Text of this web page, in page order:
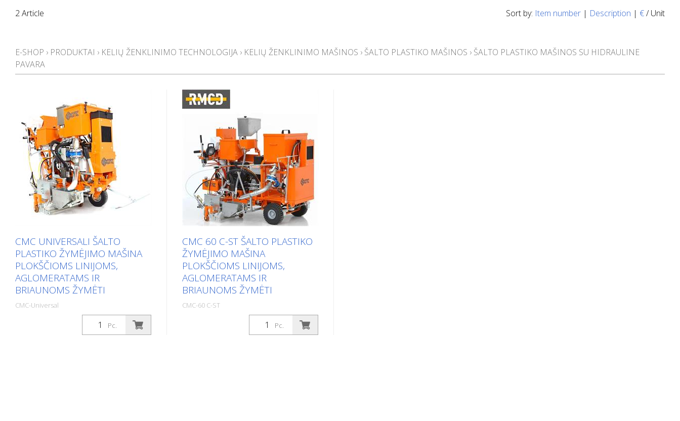
Sort by: Item number | Description | €/ Unit
2 Article
E-SHOP › PRODUKTAI › KELIŲ ŽENKLINIMO TECHNOLOGIJA › KELIŲ ŽENKLINIMO MAŠINOS › ŠALTO PLASTIKO MAŠINOS › ŠALTO PLASTIKO MAŠINOS SU HIDRAULINE
PAVARA
CMC UNIVERSALI ŠALTO
PLASTIKO ŽYMĖJIMO MAŠINA
PLOKŠČIOMS LINIJOMS,
AGLOMERATAMS IR
BRIAUNOMS ŽYMĖTI
CMC-Universal
Savaeigė šalto plastiko kelių
Pc.
CMC 60 C-ST ŠALTO PLASTIKO
ŽYMĖJIMO MAŠINA
PLOKŠČIOMS LINIJOMS,
AGLOMERATAMS IR
BRIAUNOMS ŽYMĖTI
CMC-60 C-ST
Savaeigė šalto plastiko kelių
Pc.